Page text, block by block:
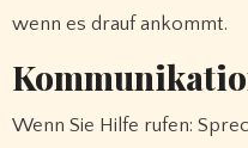
wenn es drauf ankommt.
Wenn Sie Hilfe rufen: